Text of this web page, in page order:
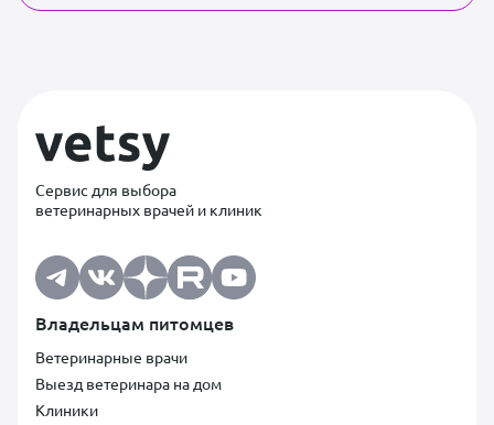
Сервис для выбора
ветеринарных врачей и клиник
Владельцам питомцев
Ветеринарные врачи
Выезд ветеринара на дом
Клиники